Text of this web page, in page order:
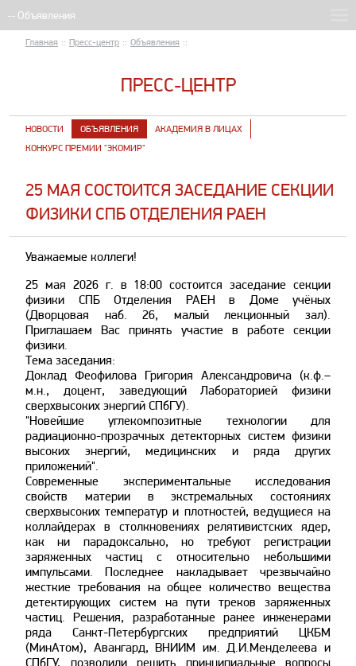
Главная :: Пресс-центр :: Объявления ::
ПРЕСС-ЦЕНТР
НОВОСТИ ОБЪЯВЛЕНИЯ
АКАДЕМИЯ В ЛИЦАХ
КОНКУРС ПРЕМИИ "ЭКОМИР"
25 МАЯ СОСТОИТСЯ ЗАСЕДАНИЕ СЕКЦИИ
ФИЗИКИ СПБ ОТДЕЛЕНИЯ РАЕН
Уважаемые коллеги!
25 мая 2026 г. в 18:00 состоится заседание секции
физики СПБ Отделения РАЕН в Доме учёных
(Дворцовая наб. 26, малый лекционный зал).
Приглашаем Вас принять участие в работе секции
физики.
Тема заседания:
Доклад Феофилова Григория Александровича (к.ф.–
м.н., доцент, заведующий Лабораторией физики
сверхвысоких энергий СПбГУ).
"Новейшие углекомпозитные технологии для
радиационно-прозрачных детекторных систем физики
высоких энергий, медицинских и ряда других
приложений".
Современные экспериментальные исследования
свойств материи в экстремальных состояниях
сверхвысоких температур и плотностей, ведущиеся на
коллайдерах в столкновениях релятивистских ядер,
как ни парадоксально, но требуют регистрации
заряженных частиц с относительно небольшими
импульсами. Последнее накладывает чрезвычайно
жесткие требования на общее количество вещества
детектирующих систем на пути треков заряженных
частиц. Решения, разработанные ранее инженерами
ряда Санкт-Петербургских предприятий ЦКБМ
(МинАтом), Авангард, ВНИИМ им. Д.И.Менделеева и
СПбГУ, позволили решить принципиальные вопросы